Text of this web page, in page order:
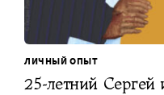
ЛИЧНЫЙ ОПЫТ
25-летний